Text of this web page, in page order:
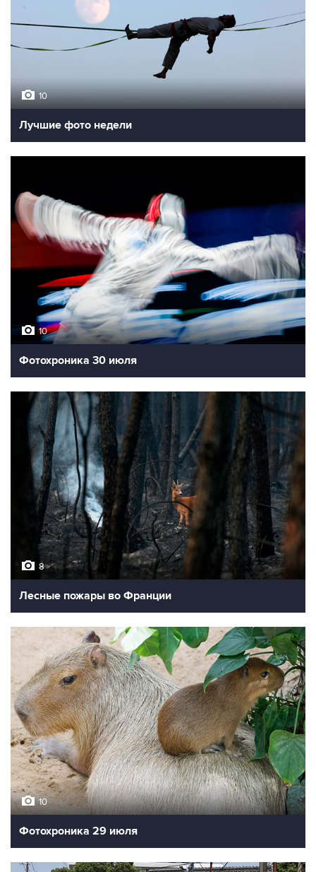
10
Лучшие фото недели
10
Фотохроника 30 июля
8
Лесные пожары во Франции
10
Фотохроника 29 июля